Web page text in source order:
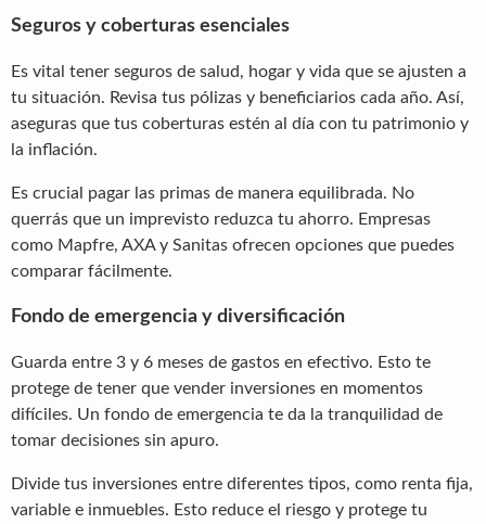
Seguros y coberturas esenciales
Es vital tener seguros de salud, hogar y vida que se ajusten a
tu situación. Revisa tus pólizas y beneficiarios cada año. Así,
aseguras que tus coberturas estén al día con tu patrimonio y
la inflación.
Es crucial pagar las primas de manera equilibrada. No
querrás que un imprevisto reduzca tu ahorro. Empresas
como Mapfre, AXA y Sanitas ofrecen opciones que puedes
comparar fácilmente.
Fondo de emergencia y diversificación
Guarda entre 3 y 6 meses de gastos en efectivo. Esto te
protege de tener que vender inversiones en momentos
difíciles. Un fondo de emergencia te da la tranquilidad de
tomar decisiones sin apuro.
Divide tus inversiones entre diferentes tipos, como renta fija,
variable e inmuebles. Esto reduce el riesgo y protege tu